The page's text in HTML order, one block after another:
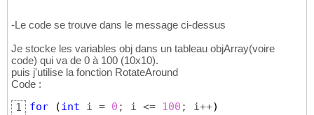
-Le code se trouve dans le message ci-dessus
Je stocke les variables obj dans un tableau objArray(voire
code) qui va de 0 à 100 (10x10).
puis j'utilise la fonction RotateAround
Code :
1
for (int i = 0 ; i <= 100 ; i++)